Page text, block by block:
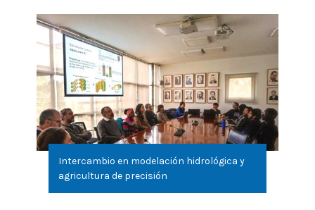
Intercambio en modelación hidrológica y
agricultura de precisión